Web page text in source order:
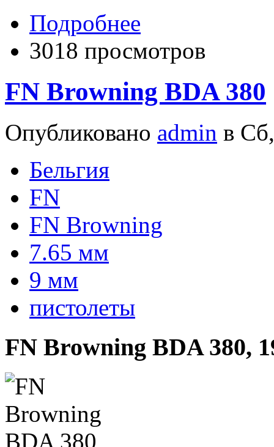
Подробнее
3018 просмотров
FN Browning BDA 380
Опубликовано admin в
Бельгия
FN
FN Browning
7.65 мм
9 мм
пистолеты
FN Browning BDA 380,